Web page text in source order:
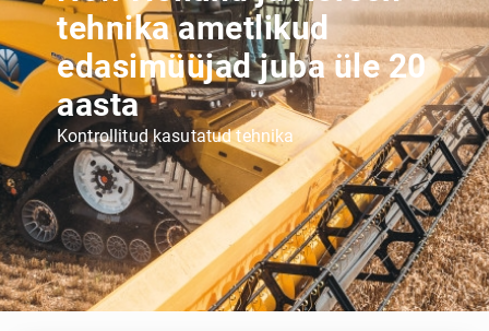
tehnika ametlikud
edasimüüjad juba üle 20
aasta
Kontrollitud kasutatud tehnika